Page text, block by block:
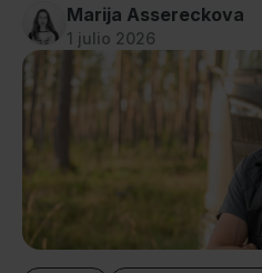
Marija Assereckova
1 julio 2026